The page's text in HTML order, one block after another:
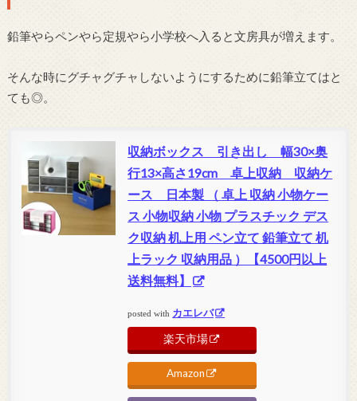
鉛筆やらペンやら定規やら小学校へ入ると文房具が増えます。
そんな時にグチャグチャしないようにするために鉛筆立てはと
ても◎。
収納ボックス 引き出し 幅30×奥
行13×高さ19cm 卓上収納 収納ケ
ース 日本製 （ 卓上 収納 小物ケー
ス 小物収納 小物 プラスチック デス
ク収納 机上用 ペン立て 鉛筆立て 机
上ラック 収納用品 ）【4500円以上
送料無料】
posted with カエレバ
楽天市場
Amazon